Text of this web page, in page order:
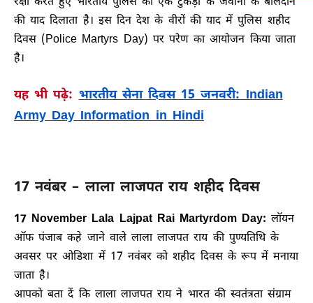
की याद दिलाता है। इस दिन देश के वीरों की याद में पुलिस शहीद
दिवस (Police Martyrs Day) पर परेण का आयोजन किया जाता
है।
यह भी पढ़े: भारतीय सेना दिवस 15 जनवरी: Indian
Army Day Information in Hindi
17 नवंबर – लाला लाजपत राय शहीद दिवस
17 November Lala Lajpat Rai Martyrdom Day: लॉयन
ऑफ पंजाब कहे जाने वाले लाला लाजपत राय की पुण्यतिथि के
अवसर पर ओडिशा में 17 नवंबर को शहीद दिवस के रूप में मनाया
जाता है।
आपको बता दें कि लाला लाजपत राय ने भारत की स्वतंत्रता संग्राम